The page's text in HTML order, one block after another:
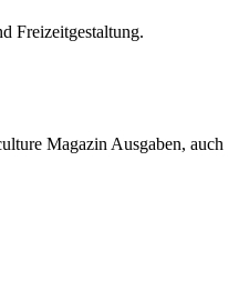
Freizeitgestaltung.
Magazin Ausgaben, auch